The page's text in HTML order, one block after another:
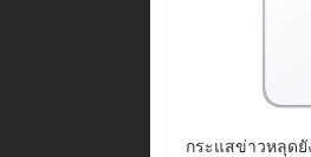
กระแสข่าวหลุดยั